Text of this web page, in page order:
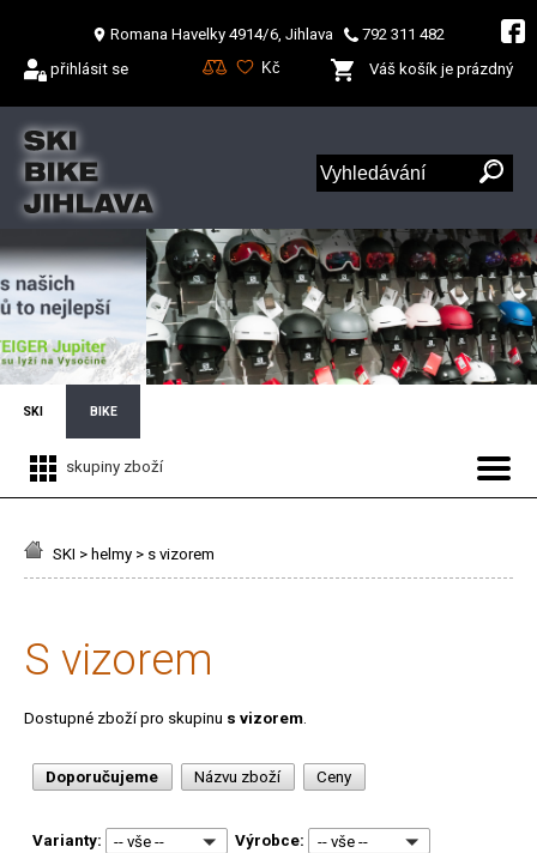
Romana Havelky 4914/6, Jihlava
792 311 482
přihlásit se
Váš košík je prázdný
SKI BIKE
skupiny zboží
SKI > helmy > s vizorem
s vizorem
Dostupné zboží pro skupinu s vizorem.
Doporučujeme Názvu zboží Ceny
Varianty: -- vše -- Výrobce: -- vše --